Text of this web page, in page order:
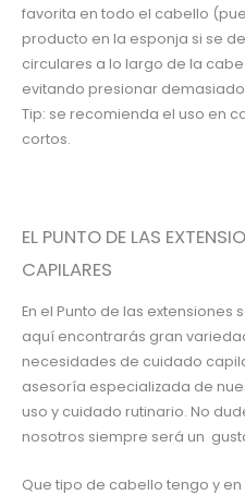
favorita en todo el cabello
producto en la esponja si se
circulares a lo largo de la
evitando presionar
Tip: se recomienda el uso en
cortos.
EL PUNTO DE LAS
CAPILARES
En el Punto de las extensiones
aquí encontrarás gran
necesidades de cuidado
asesoría especializada de
uso y cuidado rutinario. No
nosotros siempre será un
Que tipo de cabello tengo y